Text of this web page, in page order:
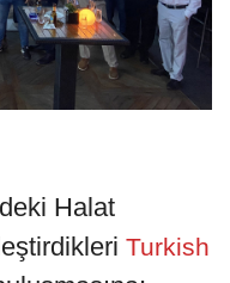
Halat
Turkish